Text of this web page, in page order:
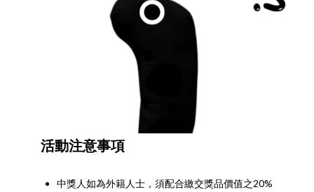
活動注意事項
中獎人如為外籍人士，須配合繳交獎品價值之20%